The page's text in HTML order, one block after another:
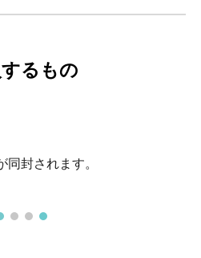
るもの
封されます。